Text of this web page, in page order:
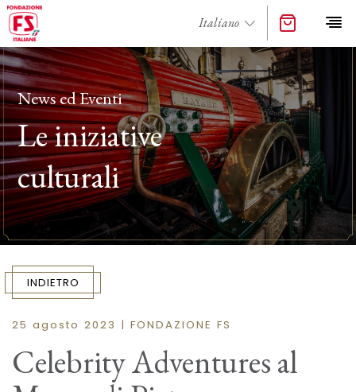
News ed Eventi
Le iniziative
culturali
INDIETRO
25 agosto 2023 | FONDAZIONE FS
Celebrity Adventures al